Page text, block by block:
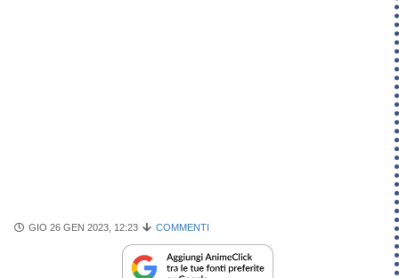
GIO 26 GEN 2023, 12:23 COMMENTI